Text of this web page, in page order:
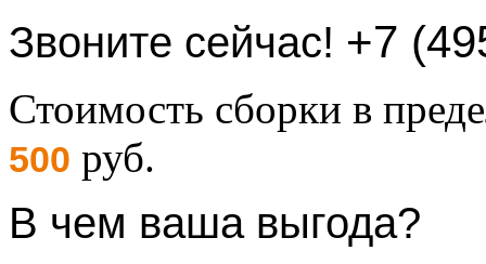
Звоните сейчас! +7
Стоимость сборки в
500 руб.
В чем ваша выгода?